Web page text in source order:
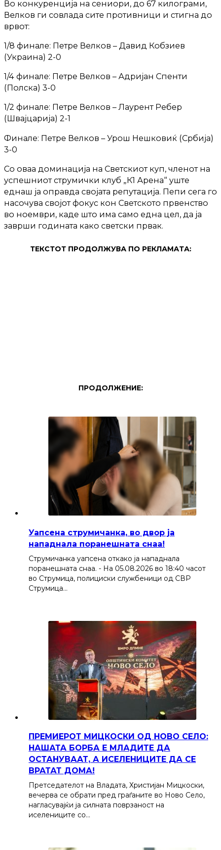
Во конкуренција на сениори, до 67 килограми,
Велков ги совлада сите противници и стигна до
врвот:
1/8 финале: Петре Велков – Давид Кобзиев
(Украина) 2-0
1/4 финале: Петре Велков – Адријан Спенти
(Полска) 3-0
1/2 финале: Петре Велков – Лаурент Ребер
(Швајцарија) 2-1
Финале: Петре Велков – Урош Нешковиќ (Србија)
3-0
Со оваа доминација на Светскиот куп, членот на
успешниот струмички клуб „К1 Арена“ уште
еднаш ја оправда својата репутација. Пепи сега го
насочува својот фокус кон Светското првенство
во ноември, каде што има само една цел, да ја
заврши годината како светски првак.
ТЕКСТОТ ПРОДОЛЖУВА ПО РЕКЛАМАТА:
ПРОДОЛЖЕНИЕ:
Уапсена струмичанка, во двор ја
нападнала поранешната снаа!
Струмичанка уапсена откако ја нападнала
поранешната снаа. - На 05.08.2026 во 18:40 часот
во Струмица, полициски службеници од СВР
Струмица…
ПРЕМИЕРОТ МИЦКОСКИ ОД НОВО СЕЛО:
НАШАТА БОРБА Е МЛАДИТЕ ДА
ОСТАНУВААТ, А ИСЕЛЕНИЦИТЕ ДА СЕ
ВРАТАТ ДОМА!
Претседателот на Владата, Христијан Мицкоски,
вечерва се обрати пред граѓаните во Ново Село,
нагласувајќи ја силната поврзаност на
иселениците со…